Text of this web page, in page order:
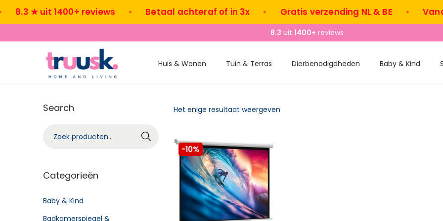
8.3 ★ uit 1400+ reviews Betaal achteraf of in 3x Gratis verzending NL & BE
8.3 uit 1400+ reviews
Huis & Wonen Tuin & Terras Dierbenodigdheden Baby & Kind
Het enige resultaat weergeven
-10%
Search
Zoeke
Categorieën
Baby & Kind
Badkamerspiegel &